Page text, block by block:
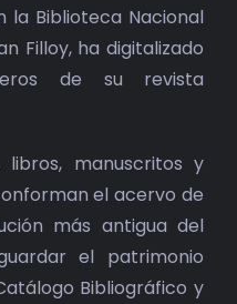
la Biblioteca Nacional
Filloy, ha digitalizado
de su revista
libros, manuscritos y
el acervo de
más antigua del
el patrimonio
Bibliográfico y